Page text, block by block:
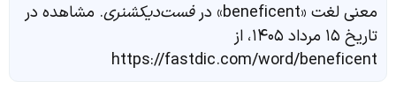
معنی لغت «beneficent» در فست‌دیکشنری. مشاهده در
تاریخ ۱۵ مرداد ۱۴۰۵، از
https://fastdic.com/word/beneficent